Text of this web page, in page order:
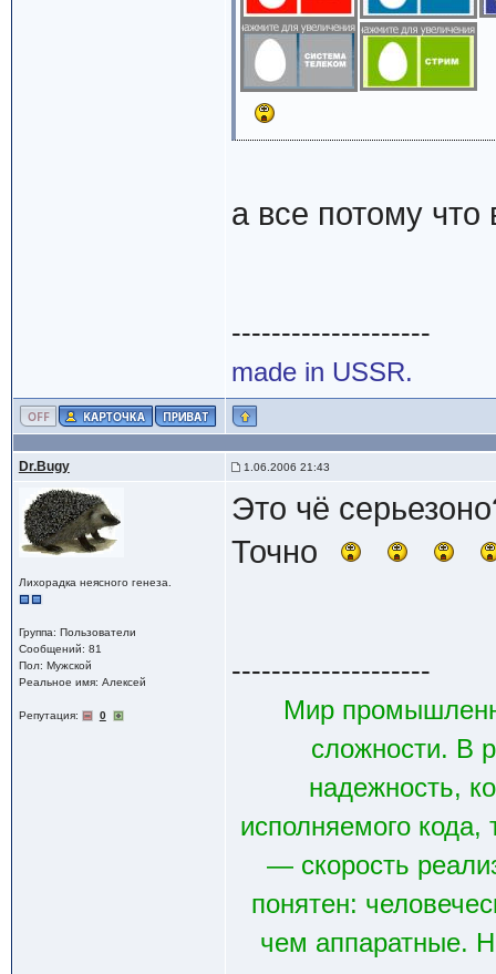
а все потому что
--------------------
made in USSR.
Dr.Bugy 1.06.2006 21:43
Лихорадка неясного генеза.
Группа: Пользователи
Сообщений: 81
Пол: Мужской
Реальное имя: Алексей
Репутация: 0
Это чё
Точно
--------------------
Мир
сложности. В
надежность,
исполняемого кода,
— скорость
понятен:
чем аппаратные.